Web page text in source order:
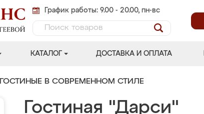
График работы: 9.00 - 20.00, пн-вс
КАТАЛОГ ДОСТАВКА И ОПЛАТА
ГОСТИНЫЕ В СОВРЕМЕННОМ СТИЛЕ
Гостиная "Дарси"